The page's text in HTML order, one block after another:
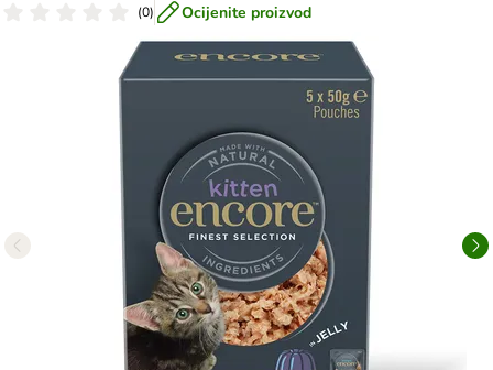
(0) Ocijenite proizvod